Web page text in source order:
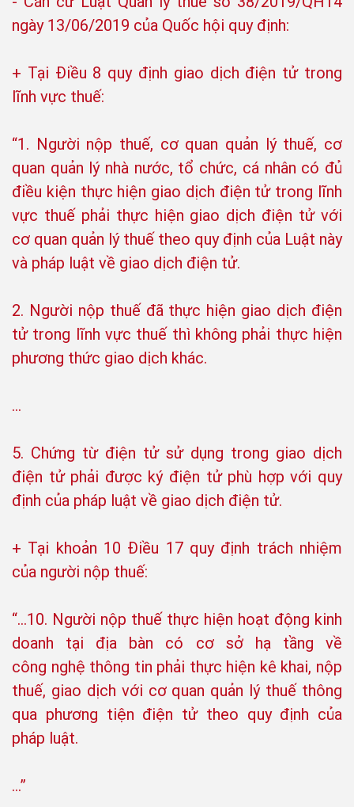
ngày 13/06/2019 của Quốc hội quy định:
+ Tại Điều 8 quy định giao dịch điện tử trong
lĩnh vực thuế:
“1. Người nộp thuế, cơ quan quản lý thuế, cơ
quan quản lý nhà nước, tổ chức, cá nhân có đủ
điều kiện thực hiện giao dịch điện tử trong lĩnh
vực thuế phải thực hiện giao dịch điện tử với
cơ quan quản lý thuế theo quy định của Luật này
và pháp luật về giao dịch điện tử.
2. Người nộp thuế đã thực hiện giao dịch điện
tử trong lĩnh vực thuế thì không phải thực hiện
phương thức giao dịch khác.
…
5. Chứng từ điện tử sử dụng trong giao dịch
điện tử phải được ký điện tử phù hợp với quy
định của pháp luật về giao dịch điện tử.
+ Tại khoản 10 Điều 17 quy định trách nhiệm
của người nộp thuế:
“...10. Người nộp thuế thực hiện hoạt động kinh
doanh tại địa bàn có cơ sở hạ tầng về
công nghệ thông tin phải thực hiện kê khai, nộp
thuế, giao dịch với cơ quan quản lý thuế thông
qua phương tiện điện tử theo quy định của
pháp luật.
…”